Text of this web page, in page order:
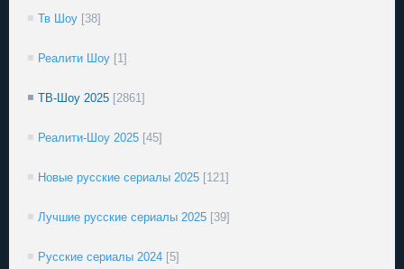
Тв Шоу [38]
Реалити Шоу [1]
ТВ-Шоу 2025 [2861]
Реалити-Шоу 2025 [45]
Новые русские сериалы 2025 [121]
Лучшие русские сериалы 2025 [39]
Русские сериалы 2024 [5]